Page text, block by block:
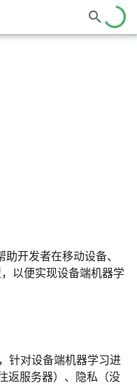
开发者在移动设备、
以便实现设备端机器学
针对设备端机器学习进
返服务器）、隐私（没